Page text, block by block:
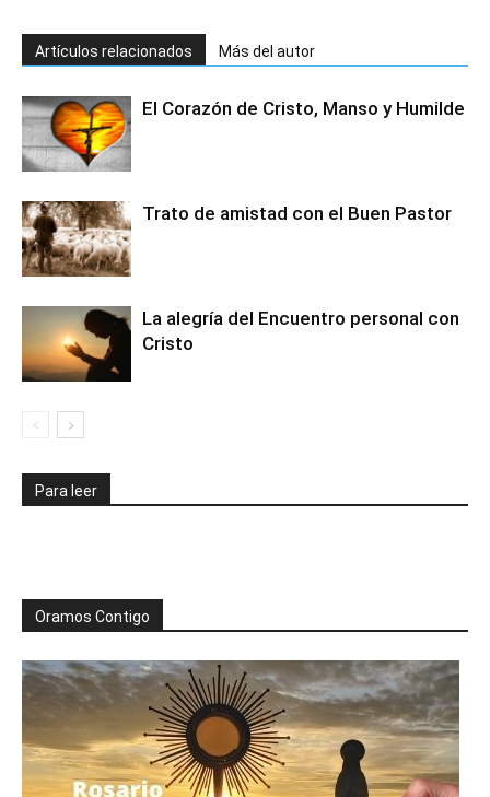
Artículos relacionados Más del autor
El Corazón de Cristo, Manso y Humilde
Trato de amistad con el Buen Pastor
La alegría del Encuentro personal con
Cristo
Para leer
Oramos Contigo